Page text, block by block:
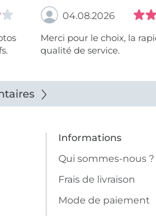
04.08.2026
Merci pour le choix, la rapidité, la
qualité de service.
Informations
Qui sommes-nous ?
Frais de livraison
Mode de paiement